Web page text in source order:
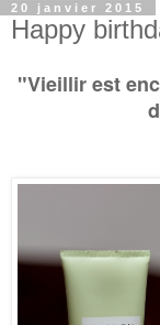
20 janvier 2015
Happy
"Vieillir est